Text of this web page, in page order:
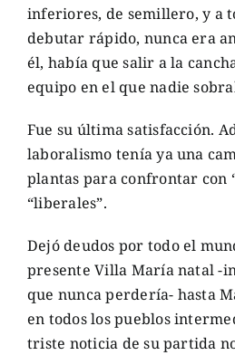
inferiores, de semillero, y a
debutar rápido, nunca era
él, había que salir a la
equipo en el que nadie
Fue su última satisfacción.
laboralismo tenía ya una
plantas para confrontar con
“liberales”.
Dejó deudos por todo el
presente Villa María natal -
que nunca perdería- hasta
en todos los pueblos
triste noticia de su partida